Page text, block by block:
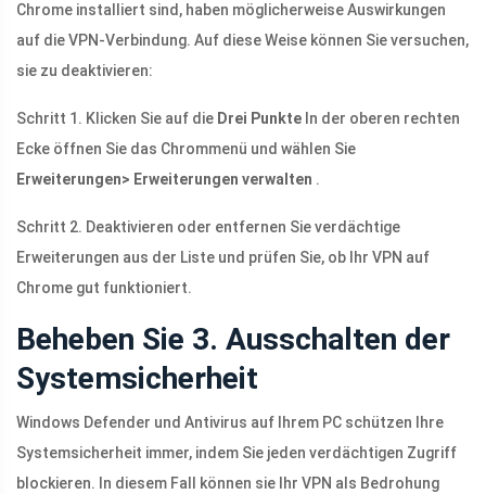
Chrome installiert sind, haben möglicherweise Auswirkungen
auf die VPN-Verbindung. Auf diese Weise können Sie versuchen,
sie zu deaktivieren:
Schritt 1. Klicken Sie auf die Drei Punkte In der oberen rechten
Ecke öffnen Sie das Chrommenü und wählen Sie
Erweiterungen> Erweiterungen verwalten .
Schritt 2. Deaktivieren oder entfernen Sie verdächtige
Erweiterungen aus der Liste und prüfen Sie, ob Ihr VPN auf
Chrome gut funktioniert.
Beheben Sie 3. Ausschalten der
Systemsicherheit
Windows Defender und Antivirus auf Ihrem PC schützen Ihre
Systemsicherheit immer, indem Sie jeden verdächtigen Zugriff
blockieren. In diesem Fall können sie Ihr VPN als Bedrohung